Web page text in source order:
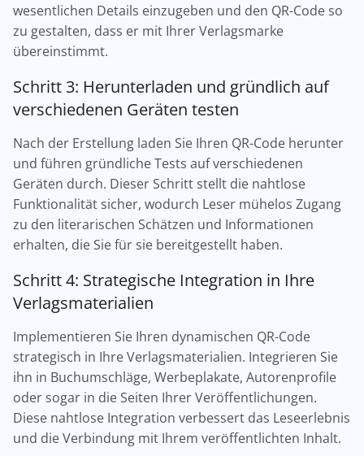
wesentlichen Details einzugeben und den QR-Code so
zu gestalten, dass er mit Ihrer Verlagsmarke
übereinstimmt.
Schritt 3: Herunterladen und gründlich auf
verschiedenen Geräten testen
Nach der Erstellung laden Sie Ihren QR-Code herunter
und führen gründliche Tests auf verschiedenen
Geräten durch. Dieser Schritt stellt die nahtlose
Funktionalität sicher, wodurch Leser mühelos Zugang
zu den literarischen Schätzen und Informationen
erhalten, die Sie für sie bereitgestellt haben.
Schritt 4: Strategische Integration in Ihre
Verlagsmaterialien
Implementieren Sie Ihren dynamischen QR-Code
strategisch in Ihre Verlagsmaterialien. Integrieren Sie
ihn in Buchumschläge, Werbeplakate, Autorenprofile
oder sogar in die Seiten Ihrer Veröffentlichungen.
Diese nahtlose Integration verbessert das Leseerlebnis
und die Verbindung mit Ihrem veröffentlichten Inhalt.